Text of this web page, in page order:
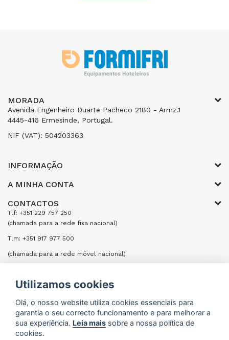
MORADA
Avenida Engenheiro Duarte Pacheco 2180 - Armz.1
4445-416 Ermesinde, Portugal.
NIF (VAT): 504203363
INFORMAÇÃO
A MINHA CONTA
CONTACTOS
Tlf: +351 229 757 250
(chamada para a rede fixa nacional)
Tlm: +351 917 977 500
(chamada para a rede móvel nacional)
ENVIAR UMA MENSAGEM
Utilizamos cookies
Olá, o nosso website utiliza cookies essenciais para
garantia o seu correcto funcionamento e para melhorar a
sua experiência. Leia mais sobre a nossa política de
cookies.